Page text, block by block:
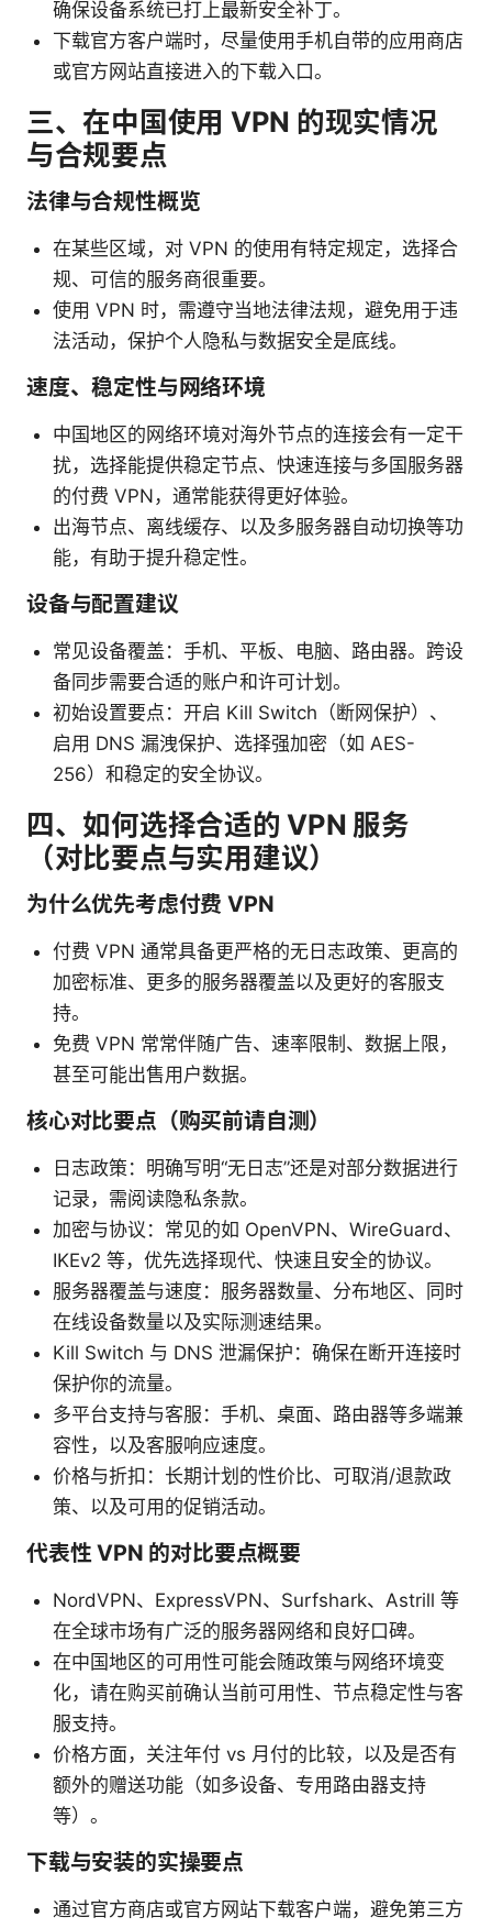
确保设备系统已打上最新安全补丁。
下载官方客户端时，尽量使用手机自带的应用商店
或官方网站直接进入的下载入口。
三、在中国使用 VPN 的现实情况
与合规要点
法律与合规性概览
在某些区域，对 VPN 的使用有特定规定，选择合
规、可信的服务商很重要。
使用 VPN 时，需遵守当地法律法规，避免用于违
法活动，保护个人隐私与数据安全是底线。
速度、稳定性与网络环境
中国地区的网络环境对海外节点的连接会有一定干
扰，选择能提供稳定节点、快速连接与多国服务器
的付费 VPN，通常能获得更好体验。
出海节点、离线缓存、以及多服务器自动切换等功
能，有助于提升稳定性。
设备与配置建议
常见设备覆盖：手机、平板、电脑、路由器。跨设
备同步需要合适的账户和许可计划。
初始设置要点：开启 Kill Switch（断网保护）、
启用 DNS 漏洩保护、选择强加密（如 AES-
256）和稳定的安全协议。
四、如何选择合适的 VPN 服务
（对比要点与实用建议）
为什么优先考虑付费 VPN
付费 VPN 通常具备更严格的无日志政策、更高的
加密标准、更多的服务器覆盖以及更好的客服支
持。
免费 VPN 常常伴随广告、速率限制、数据上限，
甚至可能出售用户数据。
核心对比要点（购买前请自测）
日志政策：明确写明“无日志”还是对部分数据进行
记录，需阅读隐私条款。
加密与协议：常见的如 OpenVPN、WireGuard、
IKEv2 等，优先选择现代、快速且安全的协议。
服务器覆盖与速度：服务器数量、分布地区、同时
在线设备数量以及实际测速结果。
Kill Switch 与 DNS 泄漏保护：确保在断开连接时
保护你的流量。
多平台支持与客服：手机、桌面、路由器等多端兼
容性，以及客服响应速度。
价格与折扣：长期计划的性价比、可取消/退款政
策、以及可用的促销活动。
代表性 VPN 的对比要点概要
NordVPN、ExpressVPN、Surfshark、Astrill 等
在全球市场有广泛的服务器网络和良好口碑。
在中国地区的可用性可能会随政策与网络环境变
化，请在购买前确认当前可用性、节点稳定性与客
服支持。
价格方面，关注年付 vs 月付的比较，以及是否有
额外的赠送功能（如多设备、专用路由器支持
等）。
下载与安装的实操要点
通过官方商店或官方网站下载客户端，避免第三方